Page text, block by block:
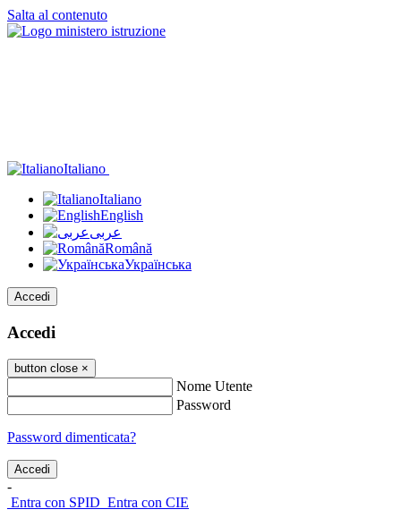
Salta al contenuto
Italiano
Italiano
English
عربى
Română
Українська
Accedi
Accedi
button close ×
Nome Utente
Password
Password dimenticata?
-
Entra con SPID Entra con CIE